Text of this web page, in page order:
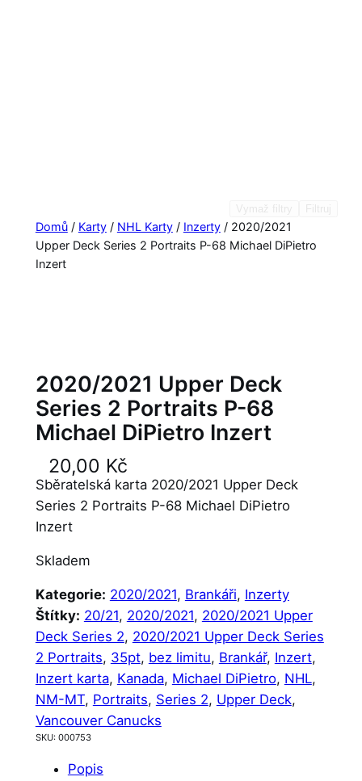
Domů/ Karty/ NHL Karty/ Inzerty/ 2020/2021
Upper Deck Series 2 Portraits P-68 Michael DiPietro
Inzert
2020/2021 Upper Deck
Series 2 Portraits P-68
Michael DiPietro Inzert
20,00 Kč
Sběratelská karta 2020/2021 Upper Deck
Series 2 Portraits P-68 Michael DiPietro
Inzert
Skladem
Kategorie: 2020/2021, Brankáři, Inzerty
Štítky: 20/21, 2020/2021, 2020/2021 Upper
Deck Series 2, 2020/2021 Upper Deck Series
2 Portraits, 35pt, bez limitu, Brankář, Inzert
Inzert karta, Kanada, Michael DiPietro, NHL
NM-MT, Portraits, Series 2, Upper Deck
Vancouver Canucks
SKU: 000753
Popis